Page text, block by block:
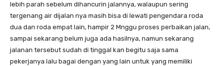
lebih parah sebelum dihancurin jalannya, walaupun sering
tergenang air dijalan nya masih bisa di lewati pengendara roda
dua dan roda empat lain, hampir 2 Mnggu proses perbaikan jalan,
sampai sekarang belum juga ada hasilnya, namun sekarang
jalanan tersebut sudah di tinggal kan begitu saja sama
pekerjanya lalu bagai dengan yang lain untuk yang memiliki